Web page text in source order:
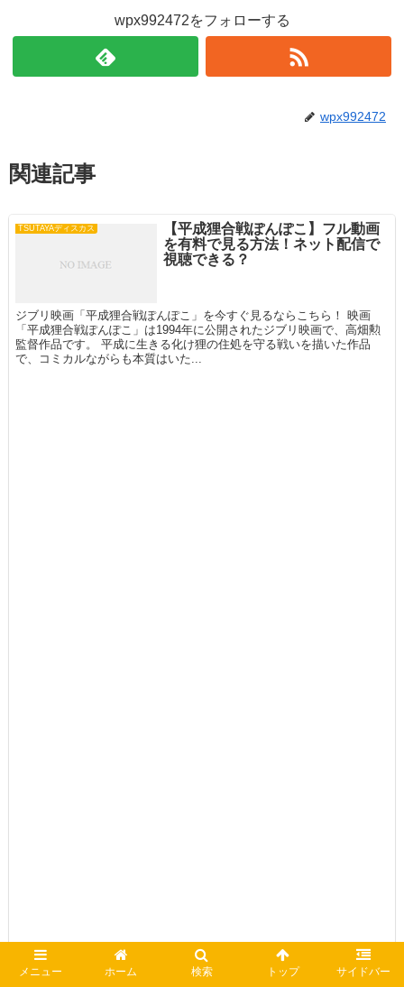
wpx992472をフォローする
wpx992472
関連記事
TSUTAYAディスカス
【平成狸合戦ぽんぽこ】フル動画
を有料で見る方法！ネット配信で
視聴できる？
ジブリ映画「平成狸合戦ぽんぽこ」を今すぐ見るならこちら！ 映画
「平成狸合戦ぽんぽこ」は1994年に公開されたジブリ映画で、高畑勲
監督作品です。 平成に生きる化け狸の住処を守る戦いを描いた作品
で、コミカルながらも本質はいた...
メニュー ホーム 検索 トップ サイドバー